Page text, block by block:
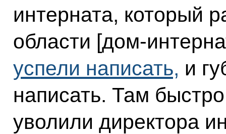
интерната, который
области [дом-
успели написать, и
написать. Там
уволили директора